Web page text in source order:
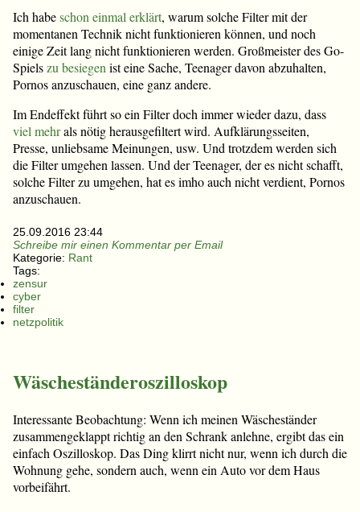
Ich habeschon einmal erklärt, warum solche Filter mit der
momentanen Technik nicht funktionieren können, und noch
einige Zeit lang nicht funktionieren werden. Großmeister des Go-
Spielszu besiegen ist eine Sache, Teenager davon abzuhalten,
Pornos anzuschauen, eine ganz andere.
Im Endeffekt führt so ein Filter doch immer wieder dazu, dass
viel mehrals nötig herausgefiltert wird. Aufklärungsseiten,
Presse, unliebsame Meinungen, usw. Und trotzdem werden sich
die Filter umgehen lassen. Und der Teenager, der es nicht schafft,
solche Filter zu umgehen, hat es imho auch nicht verdient, Pornos
anzuschauen.
25.09.2016 23:44
Schreibe mir einen Kommentar per Email
Kategorie: Rant
Tags:
zensur
cyber
filter
netzpolitik
Wäscheständeroszilloskop
Interessante Beobachtung: Wenn ich meinen Wäscheständer
zusammengeklappt richtig an den Schrank anlehne, ergibt das ein
einfach Oszilloskop. Das Ding klirrt nicht nur, wenn ich durch die
Wohnung gehe, sondern auch, wenn ein Auto vor dem Haus
vorbeifährt.